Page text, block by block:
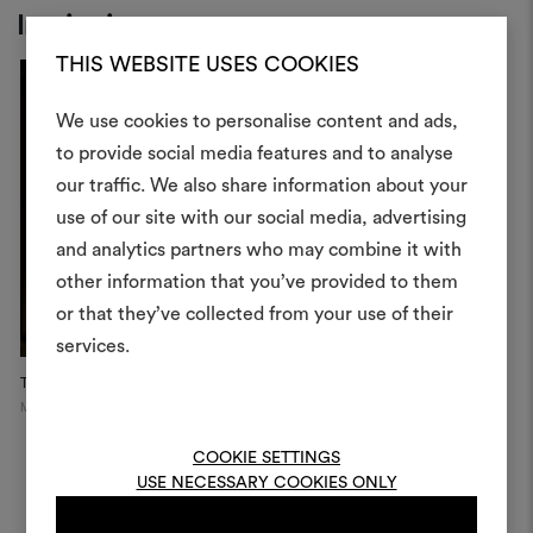
THIS WEBSITE USES COOKIES
We use cookies to personalise content and ads,
to provide social media features and to analyse
our traffic. We also share information about your
use of our site with our social media, advertising
and analytics partners who may combine it with
other information that you’ve provided to them
or that they’ve collected from your use of their
services.
COOKIE SETTINGS
USE NECESSARY COOKIES ONLY
Inspiration
Textile sunshade
Milan
Créer
Un instrument interactif
à vos idées et les partager,
des matériaux et des